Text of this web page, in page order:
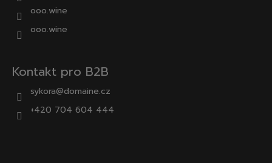
ooo.wine
ooo.wine
Kontakt pro B2B
sykora@domaine.cz
+420 704 604 444